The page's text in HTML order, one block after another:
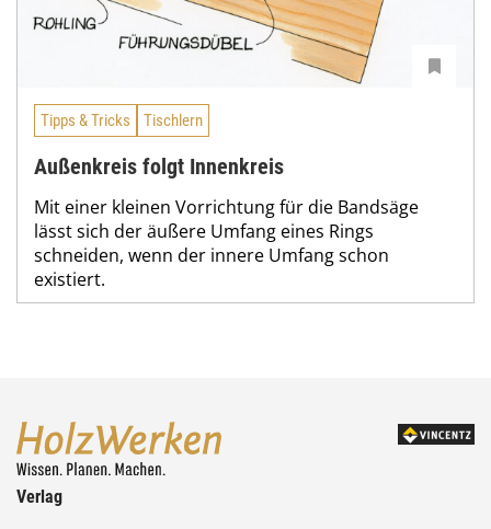
Tipps & Tricks Tischlern
Außenkreis folgt Innenkreis
Mit einer kleinen Vorrichtung für die Bandsäge
lässt sich der äußere Umfang eines Rings
schneiden, wenn der innere Umfang schon
existiert.
Verlag